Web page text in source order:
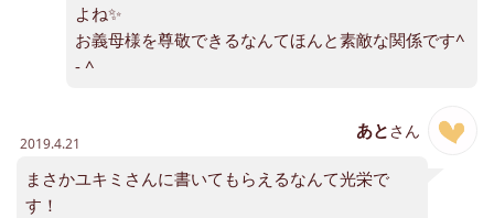
よね✨
お義母様を尊敬できるなんてほんと素敵な関係です^
- ^
あとさん
2019.4.21
まさかユキミさんに書いてもらえるなんて光栄で
す！